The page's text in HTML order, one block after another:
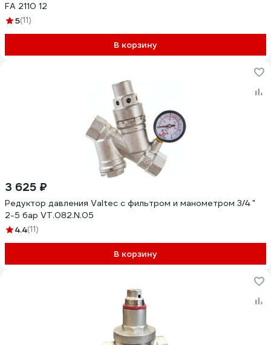
FA 2110 12
5(11)
В корзину
3 625 ₽
Редуктор давления Valtec с фильтром и манометром 3/4 "
2-5 бар VT.082.N.05
4.4(11)
В корзину